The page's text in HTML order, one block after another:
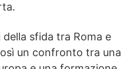
sfida tra Roma e
un confronto tra una